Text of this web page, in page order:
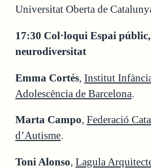
Universitat Oberta de
17:30 Col·loqui Espai
neurodiversitat
Emma Cortés, Institut
Adolescència de Barcelona.
Marta Campo, Federació
d’Autisme.
Toni Alonso, Lagula